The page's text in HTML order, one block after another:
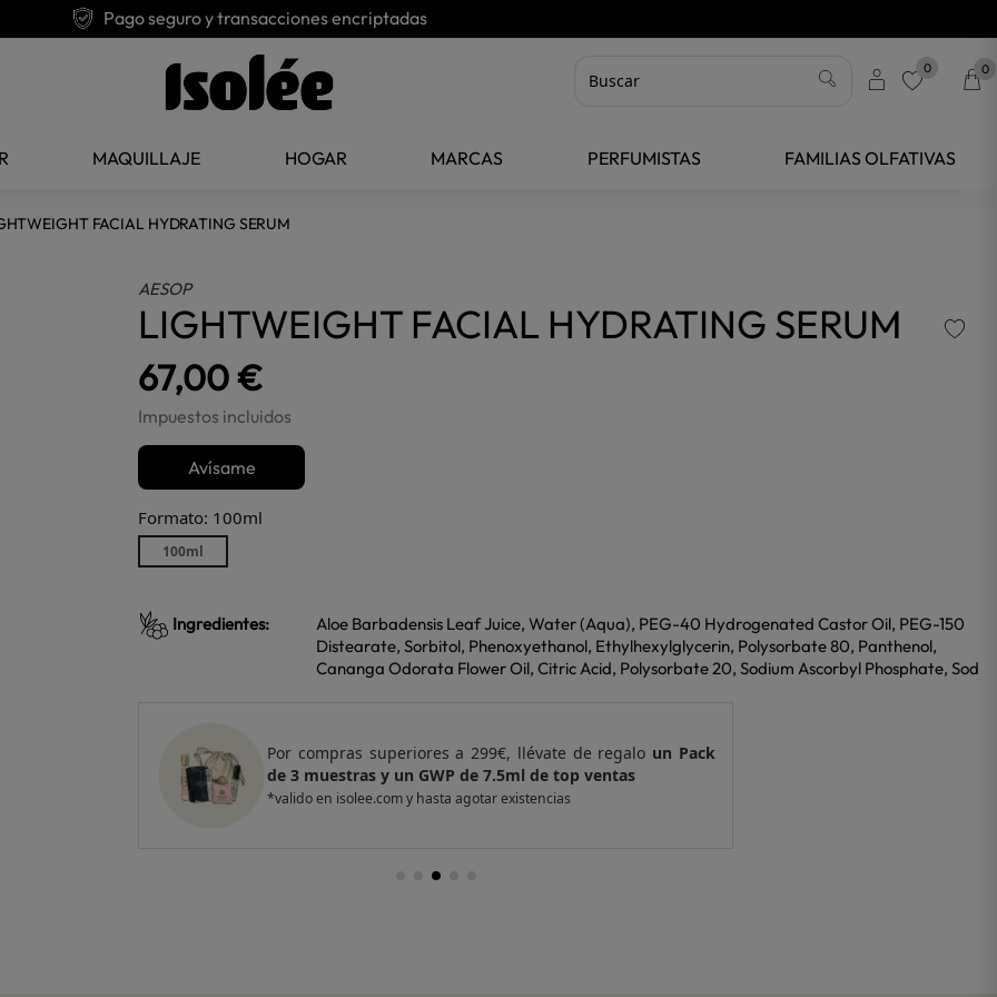
Pago seguro y transacciones encriptadas
0 0
MAQUILLAJE HOGAR MARCAS PERFUMISTAS FAMILIAS OLFATIVAS
FACIAL HYDRATING SERUM
AESOP
LIGHTWEIGHT FACIAL HYDRATING SERUM
67,00 €
Impuestos incluidos
Avísame
Formato: 100ml
100ml
Ingredientes:
Aloe Barbadensis Leaf Juice, Water (Aqua), PEG-40 Hydrogenated Castor Oil, PEG-150
Distearate, Sorbitol, Phenoxyethanol, Ethylhexylglycerin, Polysorbate 80, Panthenol,
Cananga Odorata Flower Oil, Citric Acid, Polysorbate 20, Sodium Ascorbyl Phosphate, Sod
Por compras superiores a 420€, llévate de regalo un Pack
de 4 muestras y 2 GWP de top ventas
*valido en isolee.com y hasta agotar existencias